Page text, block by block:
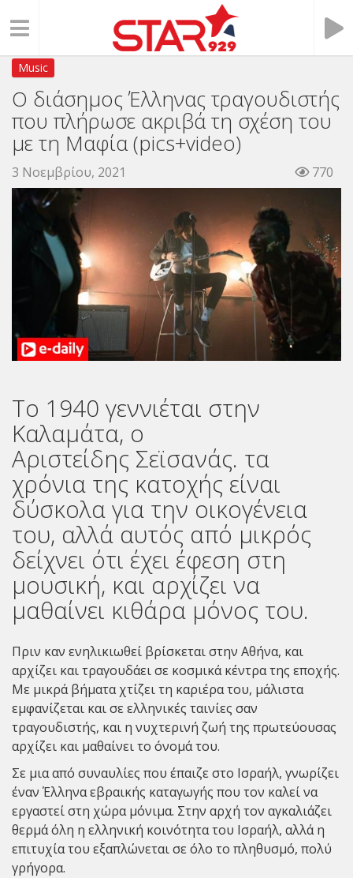
Music
Ο διάσημος Έλληνας τραγουδιστής
που πλήρωσε ακριβά τη σχέση του
με τη Μαφία (pics+video)
3 Νοεμβρίου, 2021 770
Το 1940 γεννιέται στην
Καλαμάτα, ο
Αριστείδης Σεϊσανάς. τα
χρόνια της κατοχής είναι
δύσκολα για την οικογένεια
του, αλλά αυτός από μικρός
δείχνει ότι έχει έφεση στη
μουσική, και αρχίζει να
μαθαίνει κιθάρα μόνος του.
Πριν καν ενηλικιωθεί βρίσκεται στην Αθήνα, και
αρχίζει και τραγουδάει σε κοσμικά κέντρα της εποχής.
Με μικρά βήματα χτίζει τη καριέρα του, μάλιστα
εμφανίζεται και σε ελληνικές ταινίες σαν
τραγουδιστής, και η νυχτερινή ζωή της πρωτεύουσας
αρχίζει και μαθαίνει το όνομά του.
Σε μια από συναυλίες που έπαιζε στο Ισραήλ, γνωρίζει
έναν Έλληνα εβραικής καταγωγής που τον καλεί να
εργαστεί στη χώρα μόνιμα. Στην αρχή τον αγκαλιάζει
θερμά όλη η ελληνική κοινότητα του Ισραήλ, αλλά η
επιτυχία του εξαπλώνεται σε όλο το πληθυσμό, πολύ
γρήγορα.